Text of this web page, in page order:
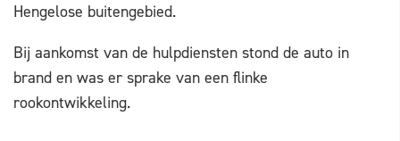
Hengelose buitengebied.
Bij aankomst van de hulpdiensten stond de auto in
brand en was er sprake van een flinke
rookontwikkeling.